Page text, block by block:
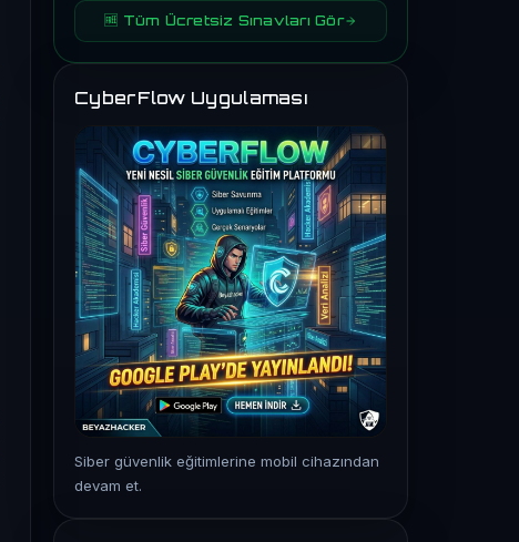
🆓 Tüm Ücretsiz Sınavları Gör
CyberFlow Uygulaması
Siber güvenlik eğitimlerine mobil cihazından
devam et.